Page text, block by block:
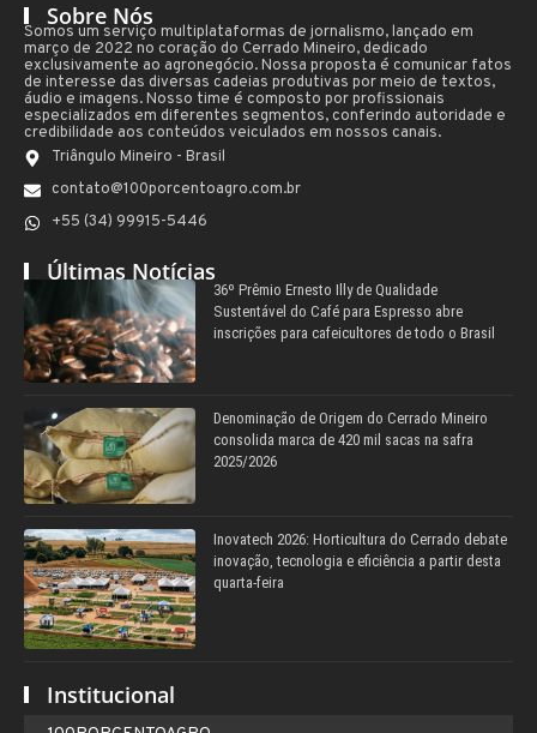
Sobre Nós
Somos um serviço multiplataformas de jornalismo, lançado em
março de 2022 no coração do Cerrado Mineiro, dedicado
exclusivamente ao agronegócio. Nossa proposta é comunicar fatos
de interesse das diversas cadeias produtivas por meio de textos,
áudio e imagens. Nosso time é composto por profissionais
especializados em diferentes segmentos, conferindo autoridade e
credibilidade aos conteúdos veiculados em nossos canais.
Triângulo Mineiro - Brasil
contato@100porcentoagro.com.br
+55 (34) 99915-5446
Últimas Notícias
36º Prêmio Ernesto Illy de Qualidade
Sustentável do Café para Espresso abre
inscrições para cafeicultores de todo o Brasil
Denominação de Origem do Cerrado Mineiro
consolida marca de 420 mil sacas na safra
2025/2026
Inovatech 2026: Horticultura do Cerrado debate
inovação, tecnologia e eficiência a partir desta
quarta-feira
Institucional